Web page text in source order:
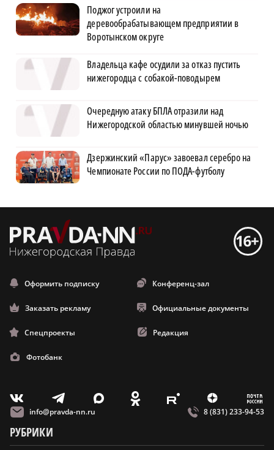
Поджог устроили на
деревообрабатывающем предприятии в
Воротынском округе
Владельца кафе осудили за отказ пустить
нижегородца с собакой-поводырем
Очередную атаку БПЛА отразили над
Нижегородской областью минувшей ночью
Дзержинский «Парус» завоевал серебро на
Чемпионате России по ПОДА-футболу
Оформить подписку Конференц-зал
Заказать рекламу Официальные документы
Спецпроекты Редакция
Фотобанк
V T X O E Z m
info@pravda-nn.ru 8 (831) 233-94-53
РУБРИКИ